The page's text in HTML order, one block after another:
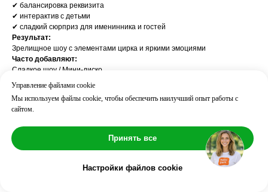
✔ балансировка реквизита
✔ интерактив с детьми
✔ сладкий сюрприз для именинника и гостей
Результат:
Зрелищное шоу с элементами цирка и яркими эмоциями
Часто добавляют:
Сладкое шоу / Мини-диско
Возраст: 4
Длительность: ⏱ 30 мин
Количество детей: до 10
Количество аниматоров: 1
Управление файлами cookie
Мы используем файлы cookie, чтобы обеспечить наилучший опыт работы с
сайтом.
Принять все
Настройки файлов cookie